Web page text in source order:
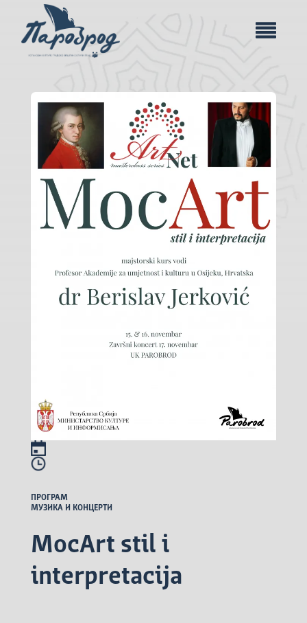
ПРОГРАМ
МУЗИКА И КОНЦЕРТИ
MocArt stil i
interpretacija